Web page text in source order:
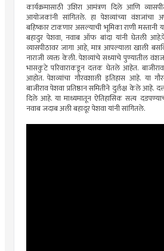
कार्यक्रमासाठी उशिरा आमंत्रण दिले आणि
आयोजकांनी सांगितले. हा पेशव्यांच्या वंशजांचा
बहिष्कार टाकणार असल्याची भूमिका राणी
बहादुर पेशवा, नवाब ऑफ बांदा यांनी घेतली
व्यासपीठावर जागा आहे, मात्र आपल्याला खाली
नाराजी व्यक्त केली. पेशव्यांचे सध्याचे पुण्यातील
भासकुटे परिवाराकडून दत्तक घेतले आहेत.
आहोत. पेशव्यांचा गौरवशाली इतिहास आहे. या
बाजीराव पेशवा प्रतिष्ठान समितीने दुर्लक्ष केले आहे.
दिले आहे. या माध्यमातून ऐतिहासिक सत्य
नवाब जदाब अली बहादूर पेशवा यांनी सांगितले.